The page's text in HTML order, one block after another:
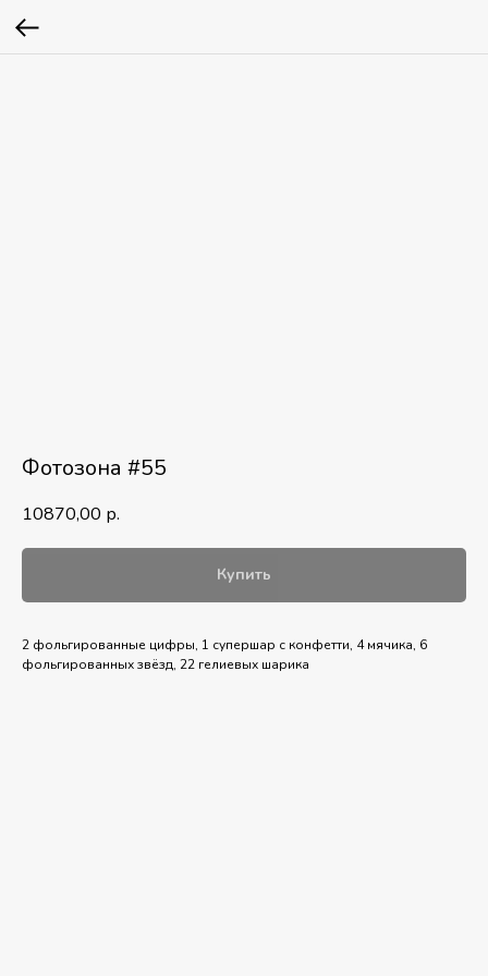
Фотозона #55
10870,00 р.
Купить
2 фольгированные цифры, 1 супершар с конфетти, 4 мячика, 6
фольгированных звёзд, 22 гелиевых шарика